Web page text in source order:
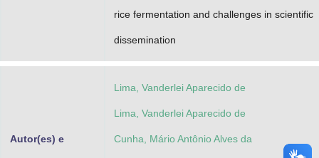
rice fermentation and challenges in scientific
dissemination
Autor(es) e
Lima, Vanderlei Aparecido de
Lima, Vanderlei Aparecido de
Cunha, Mário Antônio Alves da